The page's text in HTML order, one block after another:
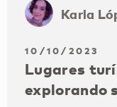
Karla
10/10/2023
Lugares
explorando